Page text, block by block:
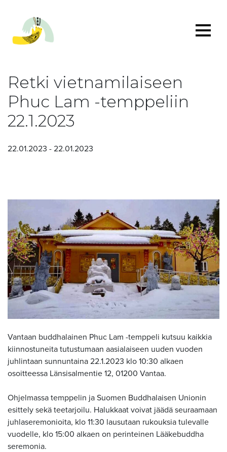
Retki vietnamilaiseen
Phuc Lam -temppeliin
22.1.2023
22.01.2023 - 22.01.2023
Vantaan buddhalainen Phuc Lam -temppeli kutsuu kaikkia
kiinnostuneita tutustumaan aasialaiseen uuden vuoden
juhlintaan sunnuntaina 22.1.2023 klo 10:30 alkaen
osoitteessa Länsisalmentie 12, 01200 Vantaa.
Ohjelmassa temppelin ja Suomen Buddhalaisen Unionin
esittely sekä teetarjoilu. Halukkaat voivat jäädä seuraamaan
juhlaseremonioita, klo 11:30 lausutaan rukouksia tulevalle
vuodelle, klo 15:00 alkaen on perinteinen Lääkebuddha
seremonia.